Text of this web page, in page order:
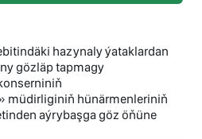
hazynaly ýataklardan
gözläp tapmagy
müdirliginiň hünärmenleriniň
aýrybaşga göz öňüne